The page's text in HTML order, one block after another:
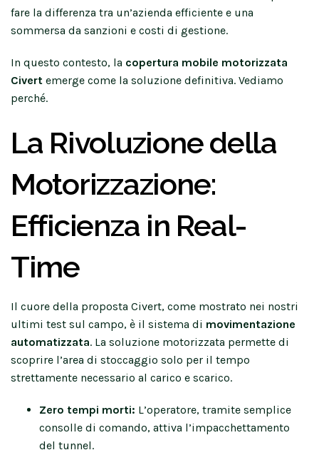
fare la differenza tra un’azienda efficiente e una
sommersa da sanzioni e costi di gestione.
In questo contesto, la copertura mobile motorizzata
Civert emerge come la soluzione definitiva. Vediamo
perché.
La Rivoluzione della
Motorizzazione:
Efficienza in Real-
Time
Il cuore della proposta Civert, come mostrato nei nostri
ultimi test sul campo, è il sistema di movimentazione
automatizzata. La soluzione motorizzata permette di
scoprire l’area di stoccaggio solo per il tempo
strettamente necessario al carico e scarico.
Zero tempi morti: L’operatore, tramite semplice
consolle di comando, attiva l’impacchettamento
del tunnel.